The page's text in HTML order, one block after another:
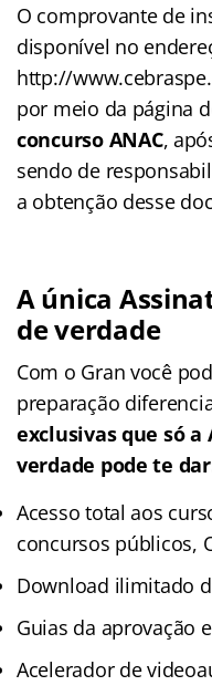
O comprovante de
disponível no
http://
por meio da página
concurso ANAC,
sendo de
a obtenção desse
A única
de verdade
Com o Gran você
preparação
exclusivas que só a
verdade pode te
Acesso total aos
concursos públicos,
Download ilimitado
Guias da aprovação
Acelerador de